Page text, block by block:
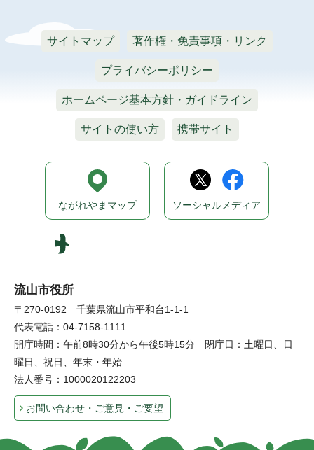
サイトマップ 著作権・免責事項・リンク
プライバシーポリシー
ホームページ基本方針・ガイドライン
サイトの使い方 携帯サイト
流山市役所
〒270-0192 千葉県流山市平和台1-1-1
代表電話：04-7158-1111
開庁時間：午前8時30分から午後5時15分 閉庁日：土曜日、日
曜日、祝日、年末・年始
法人番号：1000020122203
お問い合わせ・ご意見・ご要望
ながれやまマップ ソーシャルメディア